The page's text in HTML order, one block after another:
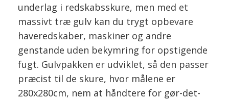
underlag i redskabsskure, men med et
massivt træ gulv kan du trygt opbevare
haveredskaber, maskiner og andre
genstande uden bekymring for opstigende
fugt. Gulvpakken er udviklet, så den passer
præcist til de skure, hvor målene er
280x280cm, nem at håndtere for gør-det-